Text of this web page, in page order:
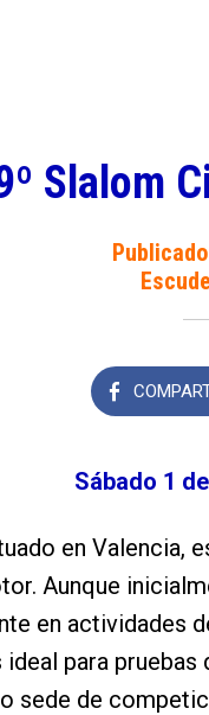
Slalom
Sábado 1
en Valencia,
Aunque
en actividades
para
sede de